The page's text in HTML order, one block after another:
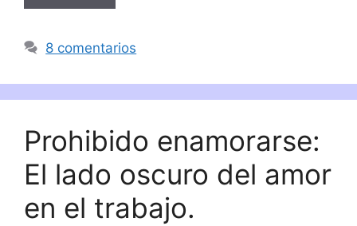
8 comentarios
Prohibido enamorarse:
El lado oscuro del amor
en el trabajo.